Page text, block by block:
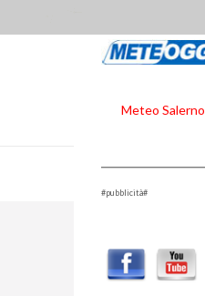
Meteo Salerno
#pubblicità#